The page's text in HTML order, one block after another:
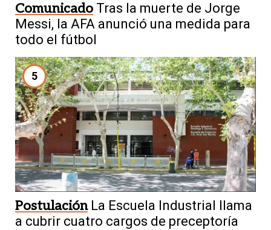
Comunicado Tras la muerte de Jorge
Messi, la AFA anunció una medida para
todo el fútbol
5
Postulación La Escuela Industrial llama
a cubrir cuatro cargos de preceptoría